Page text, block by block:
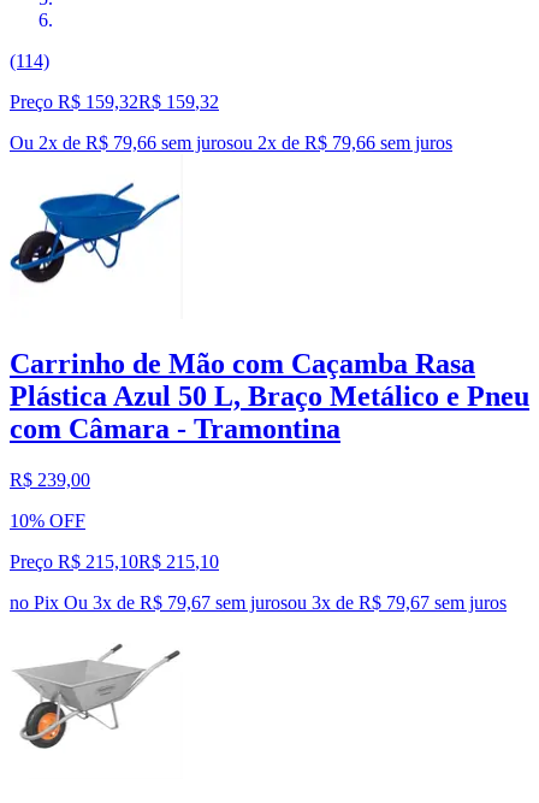
(114)
Preço R$ 159,32R$ 159,32
Ou 2x de R$ 79,66 sem jurosou 2x de R$ 79,66 sem juros
Carrinho de Mão com Caçamba Rasa
Plástica Azul 50 L, Braço Metálico e Pneu
com Câmara - Tramontina
R$ 239,00
10% OFF
Preço R$ 215,10R$ 215,10
no Pix Ou 3x de R$ 79,67 sem jurosou 3x de R$ 79,67 sem juros